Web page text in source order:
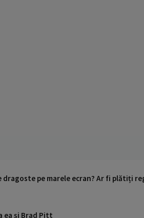
pe marele ecran? Ar fi plătiți
ea și Brad Pitt